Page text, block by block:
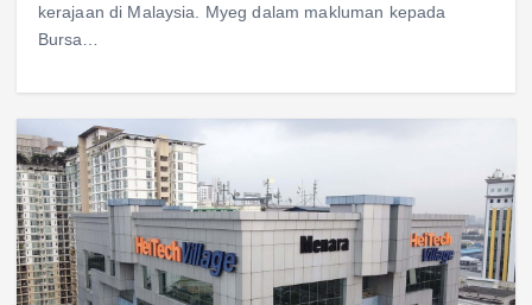
kerajaan di Malaysia. Myeg dalam makluman kepada
Bursa…